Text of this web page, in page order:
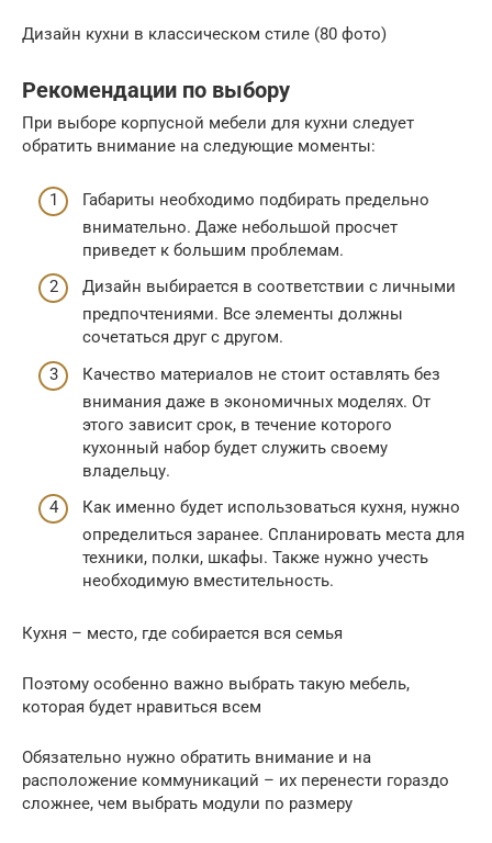
Дизайн кухни в классическом стиле (80 фото)
Рекомендации по выбору
При выборе корпусной мебели для кухни следует
обратить внимание на следующие моменты:
Габариты необходимо подбирать предельно
внимательно. Даже небольшой просчет
приведет к большим проблемам.
Дизайн выбирается в соответствии с личными
предпочтениями. Все элементы должны
сочетаться друг с другом.
Качество материалов не стоит оставлять без
внимания даже в экономичных моделях. От
этого зависит срок, в течение которого
кухонный набор будет служить своему
владельцу.
Как именно будет использоваться кухня, нужно
определиться заранее. Спланировать места для
техники, полки, шкафы. Также нужно учесть
необходимую вместительность.
Кухня – место, где собирается вся семья
Поэтому особенно важно выбрать такую мебель,
которая будет нравиться всем
Обязательно нужно обратить внимание и на
расположение коммуникаций – их перенести гораздо
сложнее, чем выбрать модули по размеру